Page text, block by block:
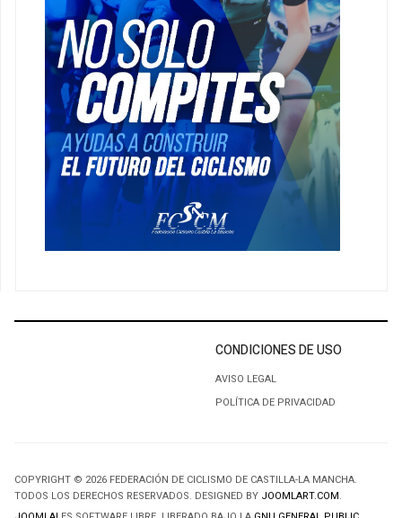
CONDICIONES DE USO
AVISO LEGAL
POLÍTICA DE PRIVACIDAD
COPYRIGHT © 2026 FEDERACIÓN DE CICLISMO DE CASTILLA-LA MANCHA.
TODOS LOS DERECHOS RESERVADOS. DESIGNED BY JOOMLART.COM.